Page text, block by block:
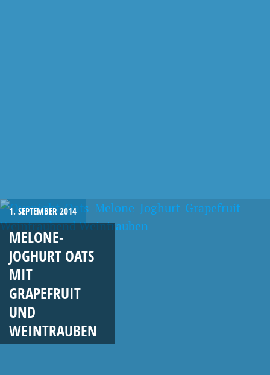
1. SEPTEMBER 2014
MELONE-
JOGHURT OATS
MIT
GRAPEFRUIT
UND
WEINTRAUBEN